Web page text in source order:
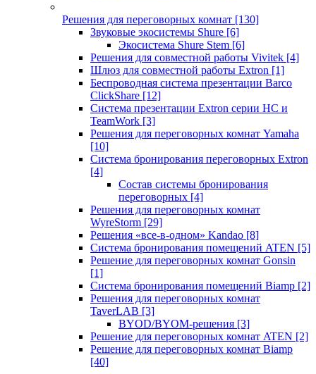
Решения для переговорных комнат [130]
Звуковые экосистемы Shure [6]
Экосистема Shure Stem [6]
Решения для совместной работы Vivitek [4]
Шлюз для совместной работы Extron [1]
Беспроводная система презентации Barco
ClickShare [12]
Система презентации Extron серии HC и
TeamWork [3]
Решения для переговорных комнат Yamaha
[10]
Система бронирования переговорных Extron
[4]
Состав системы бронирования
переговорных [4]
Решения для переговорных комнат
WyreStorm [29]
Решения «все-в-одном» Kandao [8]
Система бронирования помещений ATEN [5]
Решение для переговорных комнат Gonsin
[1]
Система бронирования помещений Biamp [2]
Решения для переговорных комнат
TaverLAB [3]
BYOD/BYOM-решения [3]
Решение для переговорных комнат ATEN [2]
Решение для переговорных комнат Biamp
[40]